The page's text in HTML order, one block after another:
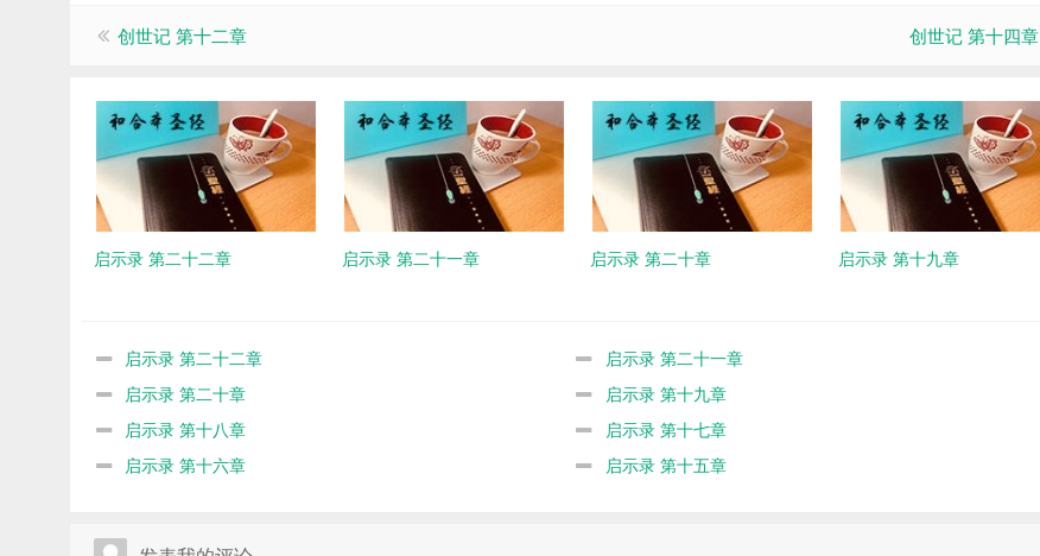
创世记 第十二章 创世记 第十四章
启示录 第二十二章 启示录 第二十一章 启示录 第二十章 启示录 第十九章
启示录 第二十二章
启示录 第二十一章
启示录 第二十章
启示录 第十九章
启示录 第十八章
启示录 第十七章
启示录 第十六章
启示录 第十五章